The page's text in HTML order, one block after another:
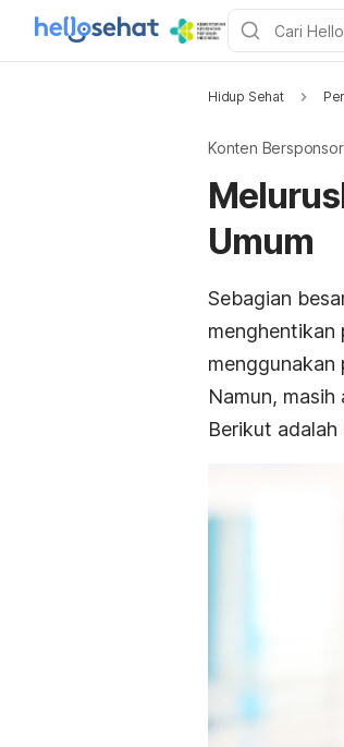
Hidup Sehat
Konten Bersponsor
Umum
Sebagian
menghentikan
menggunakan
Namun,
Berikut